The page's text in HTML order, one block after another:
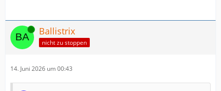
Online Ballistrix
nicht zu stoppen
14. Juni 2026 um 00:43